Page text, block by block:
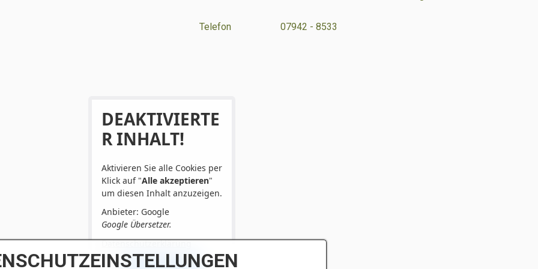
Telefon 07942 - 8533
DEAKTIVIERTE
R INHALT!
Aktivieren Sie alle Cookies per
Klick auf "Alle akzeptieren"
um diesen Inhalt anzuzeigen.
Anbieter: Google
Google Übersetzer.
Datenschutzerklärung
Alle akzeptieren